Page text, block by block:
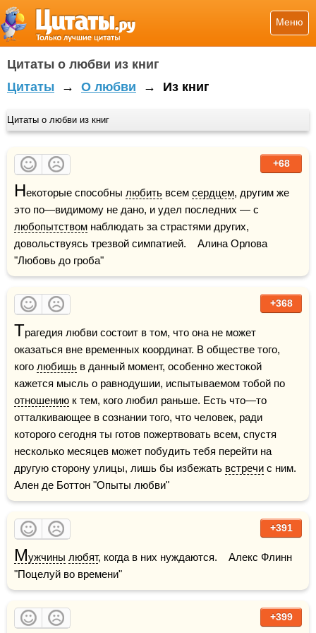
Меню
Цитаты о любви из книг
Цитаты → О любви → Из книг
Цитаты о любви из книг
+68
Некоторые способны любить всем сердцем, другим же
любопытством наблюдать за страстями других,
довольствуясь трезвой симпатией.    Алина Орлова
"Любовь до гроба"
+368
Трагедия любви состоит в том, что она не может
оказаться вне временных координат. В обществе того,
кого любишь в данный момент, особенно жестокой
отношению к тем, кого любил раньше. Есть что—то
отталкивающее в сознании того, что человек, ради
которого сегодня ты готов пожертвовать всем, спустя
несколько месяцев может побудить тебя перейти на
другую сторону улицы, лишь бы избежать встречи с ним.
Ален де Боттон "Опыты любви"
+391
Мужчины любят, когда в них нуждаются.    Алекс Флинн
"Поцелуй во времени"
+399